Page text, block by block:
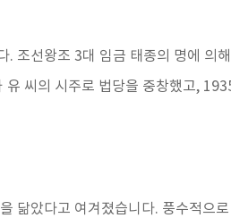
조선왕조 3대 임금 태종의 명에 의
씨의 시주로 법당을 중창했고,
닮았다고 여겨졌습니다. 풍수적으